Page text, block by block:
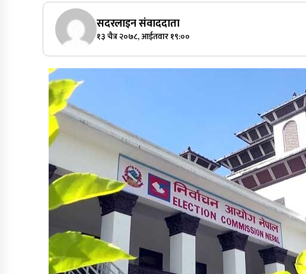
सदरलाइन संवाददाता
१३ चैत्र २०७८, आईतवार १९:००